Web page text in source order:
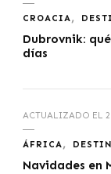
CROACIA
Dubrovnik:
días
ACTUALIZADO EL
ÁFRICA
Navidades en